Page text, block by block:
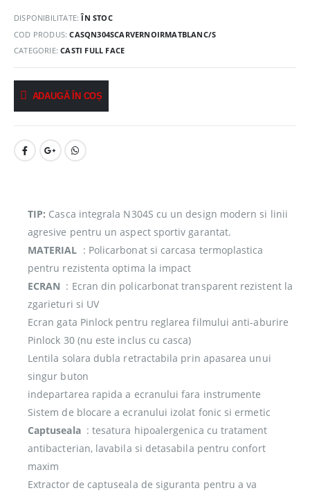
DISPONIBILITATE:ÎN STOC
COD PRODUS:CASQN304SCARVERNOIRMATBLANC/S
CATEGORIE:CASTI FULL FACE
ADAUGĂ ÎN COȘ
TIP: Casca integrala N304S cu un design modern si linii
agresive pentru un aspect sportiv garantat.
MATERIAL : Policarbonat si carcasa termoplastica
pentru rezistenta optima la impact
ECRAN : Ecran din policarbonat transparent rezistent la
zgarieturi si UV
Ecran gata Pinlock pentru reglarea filmului anti-aburire
Pinlock 30 (nu este inclus cu casca)
Lentila solara dubla retractabila prin apasarea unui
singur buton
indepartarea rapida a ecranului fara instrumente
Sistem de blocare a ecranului izolat fonic si ermetic
Captuseala: tesatura hipoalergenica cu tratament
antibacterian, lavabila si detasabila pentru confort
maxim
Extractor de captuseala de siguranta pentru a va